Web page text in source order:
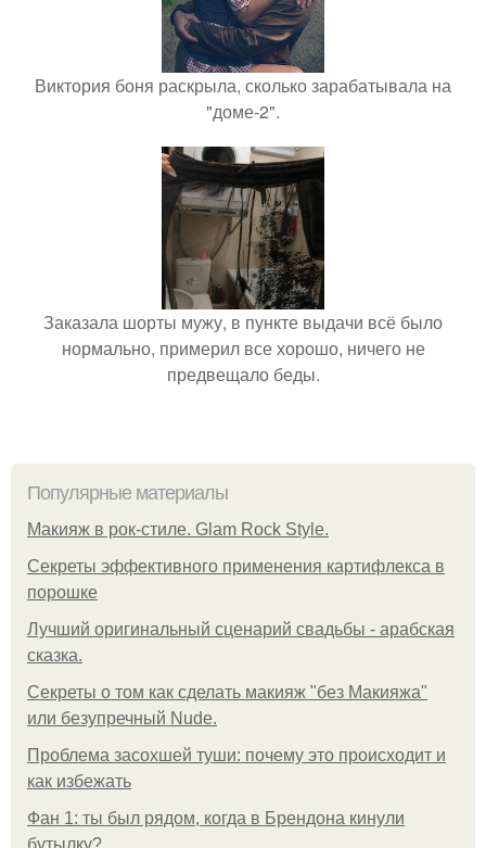
Виктория боня раскрыла, сколько зарабатывала на
"доме-2".
Заказала шорты мужу, в пункте выдачи всё было
нормально, примерил все хорошо, ничего не
предвещало беды.
Популярные материалы
Макияж в рок-стиле. Glam Rock Style.
Секреты эффективного применения картифлекса в
порошке
Лучший оригинальный сценарий свадьбы - арабская
сказка.
Секреты о том как сделать макияж "без Макияжа"
или безупречный Nude.
Проблема засохшей туши: почему это происходит и
как избежать
Фан 1: ты был рядом, когда в Брендона кинули